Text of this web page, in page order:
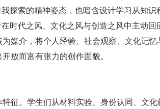
探索的精神姿态，也暗含设计学习从知识
时代之风、文化之风与创造之风中主动回
媒介，将个人经验、社会观察、文化记
放而富有张力的创作面貌。
征。学生们从材料实验、身份认同、文化